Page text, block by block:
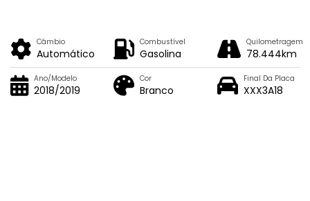
Câmbio
Automático
Combustível
Gasolina
Quilometragem
78.444km
Ano/Modelo
2018/2019
Cor
Branco
Final Da Placa
XXX3A18